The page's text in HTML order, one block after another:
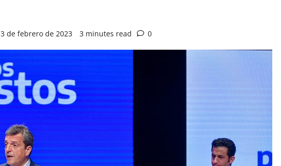
3 de febrero de 2023 3 minutes read 0